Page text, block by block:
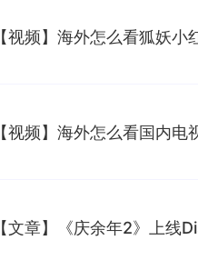
【视频】海外怎么看狐妖
【视频】海外怎么看国内电
【文章】《庆余年2》上线